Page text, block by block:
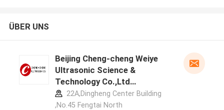
ÜBER UNS
Beijing Cheng-cheng Weiye
Ultrasonic Science &
Technology Co.,Ltd
Herstellerprofil
22A,Dingheng Center Building
,No.45 Fengtai North